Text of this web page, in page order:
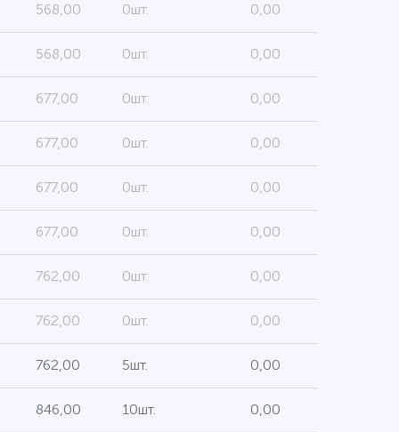
568,00 0шт. 0,00
568,00 0шт. 0,00
677,00 0шт. 0,00
677,00 0шт. 0,00
677,00 0шт. 0,00
677,00 0шт. 0,00
762,00 0шт. 0,00
762,00 0шт. 0,00
762,00 5шт. 0,00
846,00 10шт. 0,00